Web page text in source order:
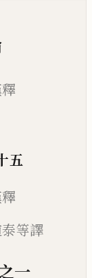
五
等譯
一